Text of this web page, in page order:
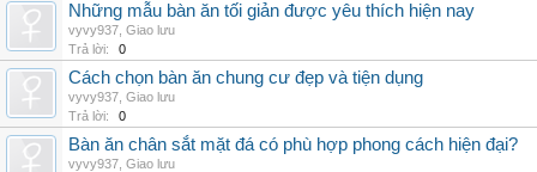
Những mẫu bàn ăn tối giản được yêu thích hiện nay
vyvy937 Giao lưu
Trả lời:
0
Cách chọn bàn ăn chung cư đẹp và tiện dụng
vyvy937 Giao lưu
Trả lời:
0
Bàn ăn chân sắt mặt đá có phù hợp phong cách hiện đại?
vyvy937 Giao lưu